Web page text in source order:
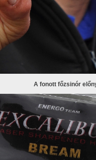
A fonott főzsinór